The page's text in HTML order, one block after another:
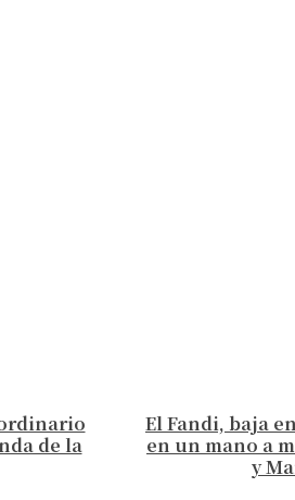
de la
El Fandi, baja
en un mano a
y